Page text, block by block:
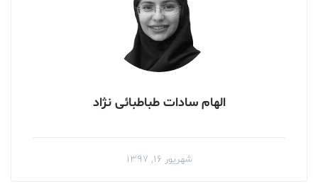
الهام سادات طباطبائی نژاد
شهریور ۱۶, ۱۳۹۷